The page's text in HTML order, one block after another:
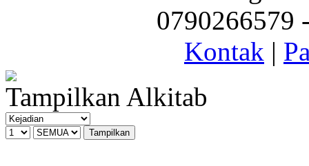
0790266579
Kontak |
Tampilkan Alkitab